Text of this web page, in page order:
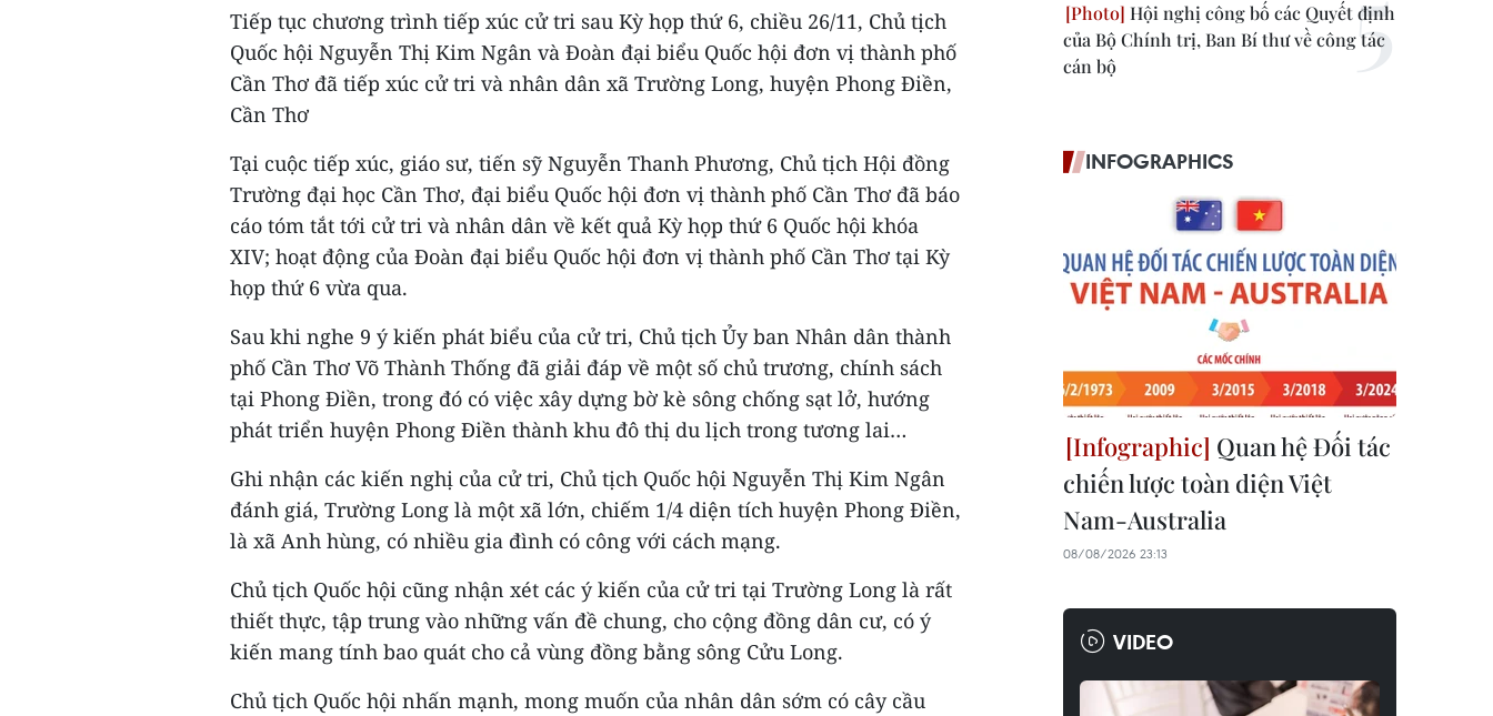
Tiếp tục chương trình tiếp xúc cử tri sau Kỳ họp thứ 6, chiều 26/11, Chủ tịch
Quốc hội Nguyễn Thị Kim Ngân và Đoàn đại biểu Quốc hội đơn vị thành phố
Cần Thơ đã tiếp xúc cử tri và nhân dân xã Trường Long, huyện Phong Điền,
Cần Thơ
Tại cuộc tiếp xúc, giáo sư, tiến sỹ Nguyễn Thanh Phương, Chủ tịch Hội đồng
Trường đại học Cần Thơ, đại biểu Quốc hội đơn vị thành phố Cần Thơ đã báo
cáo tóm tắt tới cử tri và nhân dân về kết quả Kỳ họp thứ 6 Quốc hội khóa
XIV; hoạt động của Đoàn đại biểu Quốc hội đơn vị thành phố Cần Thơ tại Kỳ
họp thứ 6 vừa qua.
Sau khi nghe 9 ý kiến phát biểu của cử tri, Chủ tịch Ủy ban Nhân dân thành
phố Cần Thơ Võ Thành Thống đã giải đáp về một số chủ trương, chính sách
tại Phong Điền, trong đó có việc xây dựng bờ kè sông chống sạt lở, hướng
phát triển huyện Phong Điền thành khu đô thị du lịch trong tương lai…
Ghi nhận các kiến nghị của cử tri, Chủ tịch Quốc hội Nguyễn Thị Kim Ngân
đánh giá, Trường Long là một xã lớn, chiếm 1/4 diện tích huyện Phong Điền,
là xã Anh hùng, có nhiều gia đình có công với cách mạng.
Chủ tịch Quốc hội cũng nhận xét các ý kiến của cử tri tại Trường Long là rất
thiết thực, tập trung vào những vấn đề chung, cho cộng đồng dân cư, có ý
kiến mang tính bao quát cho cả vùng đồng bằng sông Cửu Long.
Chủ tịch Quốc hội nhấn mạnh, mong muốn của nhân dân sớm có cây cầu
Hội nghị công bố các Quyết định
của Bộ Chính trị, Ban Bí thư về công tác
cán bộ
INFOGRAPHICS
Quan hệ Đối tác
chiến lược toàn diện Việt
Nam-Australia
08/08/2026 23:13
VIDEO